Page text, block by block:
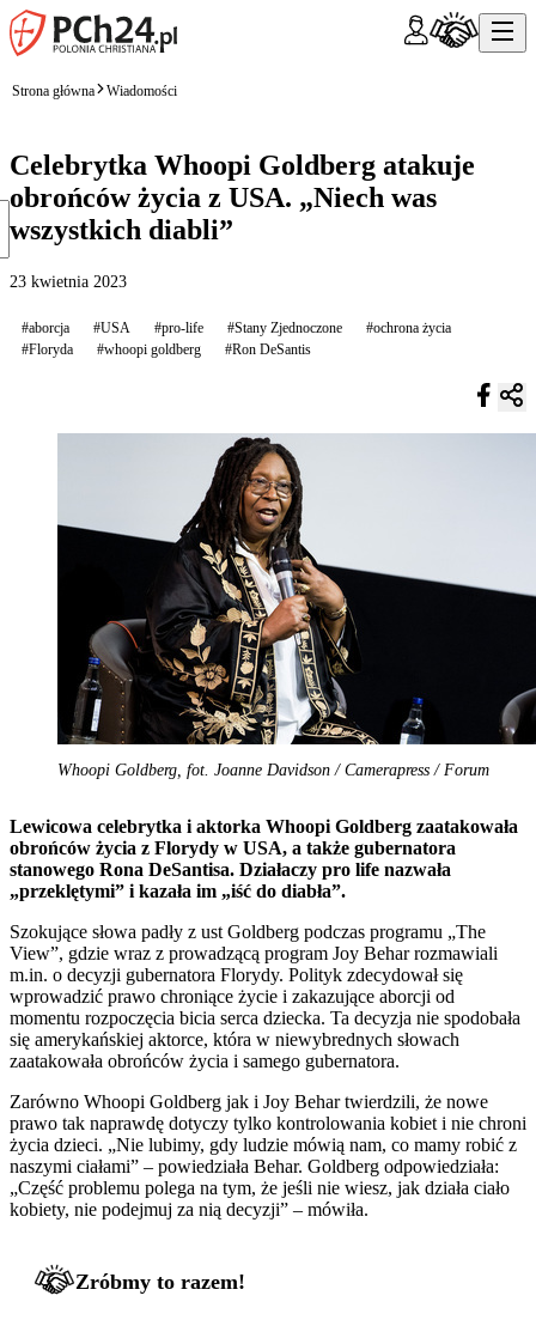
Strona główna Wiadomości
Celebrytka Whoopi Goldberg atakuje
obrońców życia z USA. „Niech was
wszystkich diabli”
23 kwietnia 2023
#aborcja #USA #pro-life #Stany Zjednoczone
#ochrona życia
#Floryda
#whoopi goldberg #Ron DeSantis
Whoopi Goldberg, fot. Joanne Davidson / Camerapress / Forum
Lewicowa celebrytka i aktorka Whoopi Goldberg zaatakowała
obrońców życia z Florydy w USA, a także gubernatora
stanowego Rona DeSantisa. Działaczy pro life nazwała
„przeklętymi” i kazała im „iść do diabła”.
Szokujące słowa padły z ust Goldberg podczas programu „The
View”, gdzie wraz z prowadzącą program Joy Behar rozmawiali
m.in. o decyzji gubernatora Florydy. Polityk zdecydował się
wprowadzić prawo chroniące życie i zakazujące aborcji od
momentu rozpoczęcia bicia serca dziecka. Ta decyzja nie spodobała
się amerykańskiej aktorce, która w niewybrednych słowach
zaatakowała obrońców życia i samego gubernatora.
Zarówno Whoopi Goldberg jak i Joy Behar twierdzili, że nowe
prawo tak naprawdę dotyczy tylko kontrolowania kobiet i nie chroni
życia dzieci. „Nie lubimy, gdy ludzie mówią nam, co mamy robić z
naszymi ciałami” – powiedziała Behar. Goldberg odpowiedziała:
„Część problemu polega na tym, że jeśli nie wiesz, jak działa ciało
kobiety, nie podejmuj za nią decyzji” – mówiła.
Zróbmy to razem!